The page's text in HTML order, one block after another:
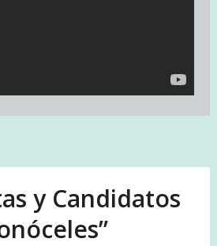
y Candidatos